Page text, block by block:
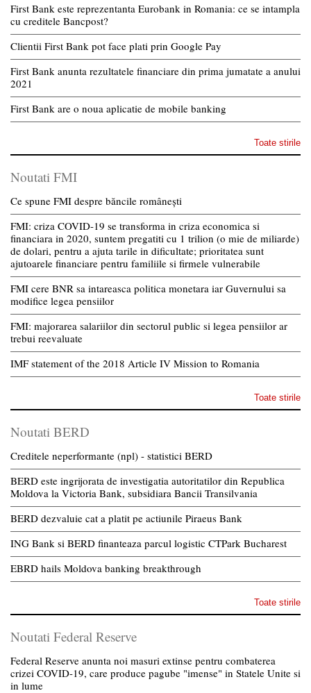
First Bank este reprezentanta Eurobank in Romania: ce se intampla
cu creditele Bancpost?
Clientii First Bank pot face plati prin Google Pay
First Bank anunta rezultatele financiare din prima jumatate a anului
2021
First Bank are o noua aplicatie de mobile banking
Toate stirile
Noutati FMI
Ce spune FMI despre băncile românești
FMI: criza COVID-19 se transforma in criza economica si
financiara in 2020, suntem pregatiti cu 1 trilion (o mie de miliarde)
de dolari, pentru a ajuta tarile in dificultate; prioritatea sunt
ajutoarele financiare pentru familiile si firmele vulnerabile
FMI cere BNR sa intareasca politica monetara iar Guvernului sa
modifice legea pensiilor
FMI: majorarea salariilor din sectorul public si legea pensiilor ar
trebui reevaluate
IMF statement of the 2018 Article IV Mission to Romania
Toate stirile
Noutati BERD
Creditele neperformante (npl) - statistici BERD
BERD este ingrijorata de investigatia autoritatilor din Republica
Moldova la Victoria Bank, subsidiara Bancii Transilvania
BERD dezvaluie cat a platit pe actiunile Piraeus Bank
ING Bank si BERD finanteaza parcul logistic CTPark Bucharest
EBRD hails Moldova banking breakthrough
Toate stirile
Noutati Federal Reserve
Federal Reserve anunta noi masuri extinse pentru combaterea
crizei COVID-19, care produce pagube "imense" in Statele Unite si
in lume